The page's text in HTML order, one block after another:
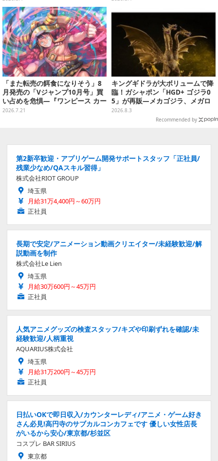
ト付き
「また転売の餌食になりそう」8
月発売の「Vジャンプ10月号」買
い占めを危惧―『ワンピース カー
ド』付録中止もやまぬ不安
2026.7.21
キングギドラが大ボリュームで降
臨！ガシャポン「HGD+ ゴジラ0
5」が再販―メカゴジラ、メガロ
なども揃った全4種
2026.8.3
Recommended by
第2新卒歓迎・アプリゲーム開発サポートスタッフ「正社員/
残業少なめ/QAスキル習得」
株式会社RIOT GROUP
埼玉県
月給31万4,400円～60万円
正社員
長期で安定/アニメーション動画クリエイター/未経験歓迎/解
説動画を制作
株式会社Le Lien
埼玉県
月給30万600円～45万円
正社員
人気アニメグッズの検査スタッフ/キズや印刷ずれを確認/未
経験歓迎/人柄重視
AQUARIUS株式会社
埼玉県
月給31万200円～45万円
正社員
日払いOKで即日収入/カウンターレディ/アニメ・ゲーム好き
さん必見!高円寺のサブカルコンカフェです 優しい女性店長
がいるから安心/東京都/杉並区
コスプレ BAR SIRIUS
東京都